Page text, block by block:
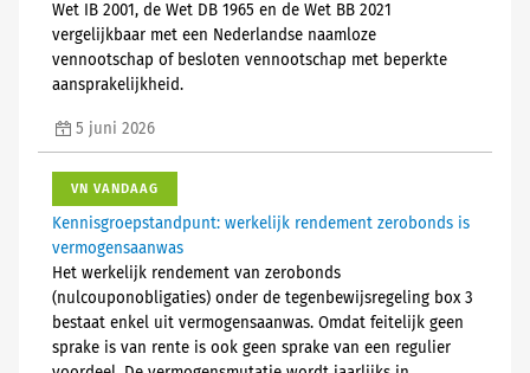
Wet IB 2001, de Wet DB 1965 en de Wet BB 2021
vergelijkbaar met een Nederlandse naamloze
vennootschap of besloten vennootschap met beperkte
aansprakelijkheid.
5 juni 2026
VN VANDAAG
Kennisgroepstandpunt: werkelijk rendement zerobonds is
vermogensaanwas
Het werkelijk rendement van zerobonds
(nulcouponobligaties) onder de tegenbewijsregeling box 3
bestaat enkel uit vermogensaanwas. Omdat feitelijk geen
sprake is van rente is ook geen sprake van een regulier